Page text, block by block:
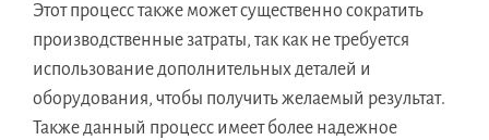
Этот процесс также может существенно сократить
производственные затраты, так как не требуется
использование дополнительных деталей и
оборудования, чтобы получить желаемый результат.
Также данный процесс имеет более надежное